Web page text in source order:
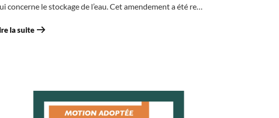
concerne le stockage de l’eau. Cet amendement a été re…
la suite